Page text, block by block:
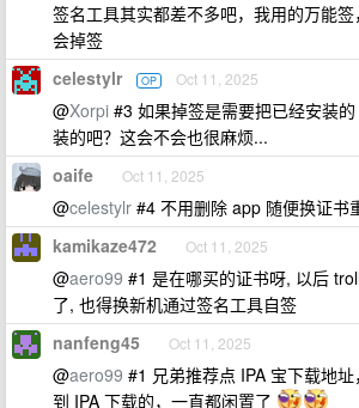
签名工具其实都差不多吧，我用的万能
会掉签
celestylr OP Oct 11, 2025
@Xorpi #3 如果掉签是需要把已经安装
装的吧？这会不会也很麻烦...
oaife Oct 11, 2025
@celestylr #4 不用删除 app 随便换证书
kamikaze472 Oct 11, 2025
@aero99 #1 是在哪买的证书呀, 以后
了, 也得换新机通过签名工具自签
nanfeng45 Oct 11, 2025
@aero99 #1 兄弟推荐点 IPA 宝下载地
到 IPA 下载的，一直都闲置了